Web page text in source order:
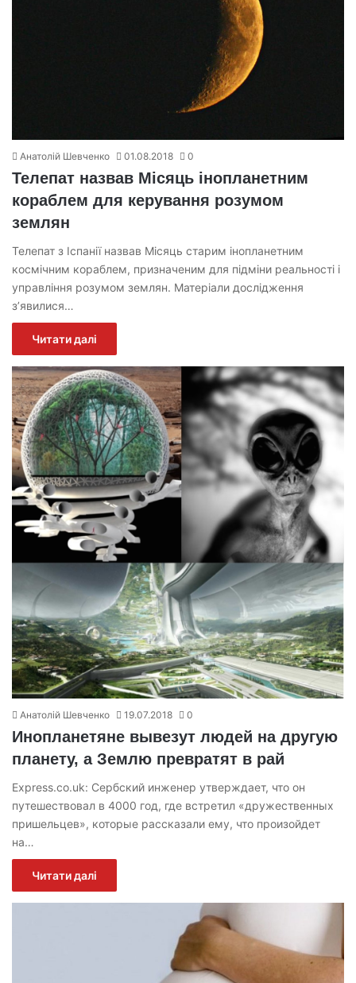
Анатолій Шевченко 01.08.2018 0
Телепат назвав Місяць інопланетним
кораблем для керування розумом
землян
Телепат з Іспанії назвав Місяць старим інопланетним
космічним кораблем, призначеним для підміни реальності і
управління розумом землян. Матеріали дослідження
з’явилися…
Читати далі
Анатолій Шевченко 19.07.2018 0
Инопланетяне вывезут людей на другую
планету, а Землю превратят в рай
Express.co.uk: Сербский инженер утверждает, что он
путешествовал в 4000 год, где встретил «дружественных
пришельцев», которые рассказали ему, что произойдет
на…
Читати далі